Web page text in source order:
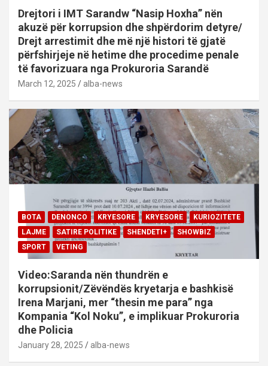
Drejtori i IMT Sarandw “Nasip Hoxha” nën
akuzë për korrupsion dhe shpërdorim detyre/
Drejt arrestimit dhe më një histori të gjatë
përfshirjeje në hetime dhe procedime penale
të favorizuara nga Prokuroria Sarandë
March 12, 2025 alba-news
BOTA DENONCO KRYESORE KRYESORE
KURIOZITETE
LAJME
SATIRE POLITIKE SHENDETI+
SHOWBIZ
SPORT
VETING
Video:Saranda nën thundrën e
korrupsionit/Zëvëndës kryetarja e bashkisë
Irena Marjani, mer “thesin me para” nga
Kompania “Kol Noku”, e implikuar Prokuroria
dhe Policia
January 28, 2025 alba-news